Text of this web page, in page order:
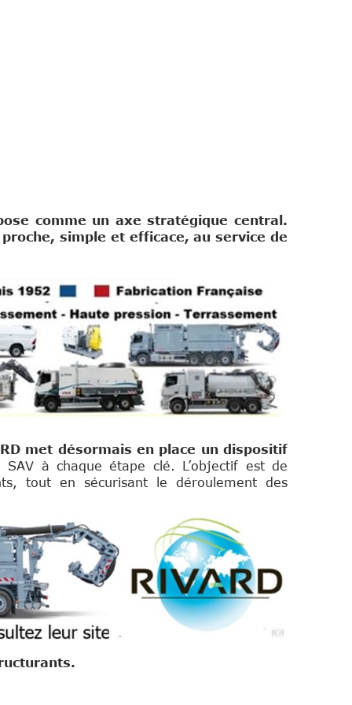
comme un axe stratégique central.
simple et efficace, au service de
met désormais en place un dispositif
SAV à chaque étape clé. L’objectif est de
tout en sécurisant le déroulement des